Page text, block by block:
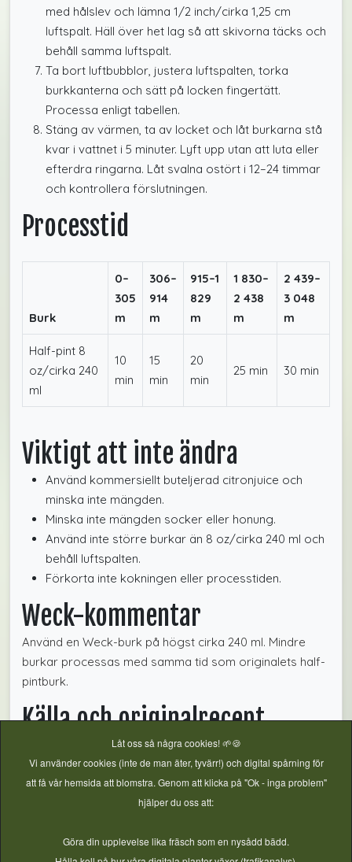
med hålslev och lämna 1/2 inch/cirka 1,25 cm
luftspalt. Häll över het lag så att skivorna täcks och
behåll samma luftspalt.
Ta bort luftbubblor, justera luftspalten, torka
burkkanterna och sätt på locken fingertätt.
Processa enligt tabellen.
Stäng av värmen, ta av locket och låt burkarna stå
kvar i vattnet i 5 minuter. Lyft upp utan att luta eller
efterdra ringarna. Låt svalna ostört i 12–24 timmar
och kontrollera förslutningen.
Processtid
Burk
0–
305
m
306–
914
m
915–1
829
m
1 830–
2 438
m
2 439–
3 048
m
Half-pint 8
oz/cirka 240
ml
10
min
15
min
20
min
25 min 30 min
Viktigt att inte ändra
Använd kommersiellt buteljerad citronjuice och
minska inte mängden.
Minska inte mängden socker eller honung.
Använd inte större burkar än 8 oz/cirka 240 ml och
behåll luftspalten.
Förkorta inte kokningen eller processtiden.
Weck-kommentar
Använd en Weck-burk på högst cirka 240 ml. Mindre
burkar processas med samma tid som originalets half-
pintburk.
Källa och originalrecept
Fullständigt granskat frånBall Mason Jars: Honey Orange
Slices. Höjdtillägg från Balls höjdtabell. Kontrollerat 2026-07-
23.
Kokkonservering , Verifierat Basrecept ,Frukt ,Citrus
Låt oss så några cookies! 🌱🍪
Vi använder cookies (inte de man äter, tyvärr!) och digital spårning för
att få vår hemsida att blomstra. Genom att klicka på "Ok - inga problem"
hjälper du oss att:
Göra din upplevelse lika fräsch som en nysådd bädd.